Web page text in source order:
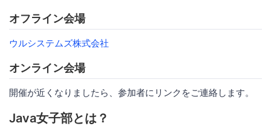
オフライン会場
ウルシステムズ株式会社
オンライン会場
開催が近くなりましたら、参加者にリンクをご連絡します。
Java女子部とは？